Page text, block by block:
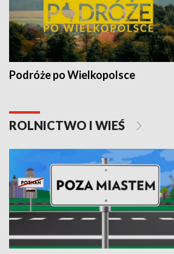
Podróże po Wielkopolsce
ROLNICTWO I WIEŚ